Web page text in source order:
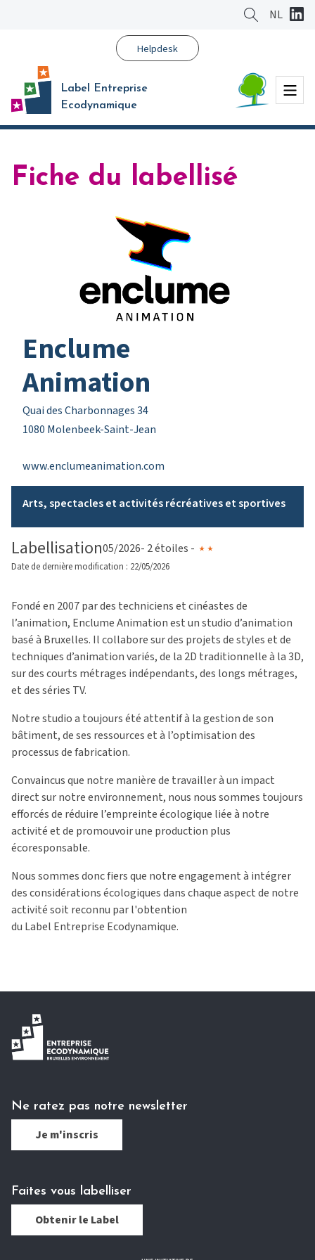
NL
Helpdesk
Label Entreprise
Ecodynamique
Menu
Fiche du labellisé
Enclume
Animation
Quai des Charbonnages 34
1080 Molenbeek-Saint-Jean
www.enclumeanimation.com
Arts, spectacles et activités récréatives et sportives
Labellisation05/2026- 2 étoiles -
Date de dernière modification : 22/05/2026
Fondé en 2007 par des techniciens et cinéastes de
l’animation, Enclume Animation est un studio d’animation
basé à Bruxelles. Il collabore sur des projets de styles et de
techniques d’animation variés, de la 2D traditionnelle à la 3D,
sur des courts métrages indépendants, des longs métrages,
et des séries TV.
Notre studio a toujours été attentif à la gestion de son
bâtiment, de ses ressources et à l’optimisation des
processus de fabrication.
Convaincus que notre manière de travailler à un impact
direct sur notre environnement, nous nous sommes toujours
efforcés de réduire l’empreinte écologique liée à notre
activité et de promouvoir une production plus
écoresponsable.
Nous sommes donc fiers que notre engagement à intégrer
des considérations écologiques dans chaque aspect de notre
activité soit reconnu par l'obtention
du Label Entreprise Ecodynamique.
Ne ratez pas notre newsletter
Je m'inscris
Faites vous labelliser
Obtenir le Label